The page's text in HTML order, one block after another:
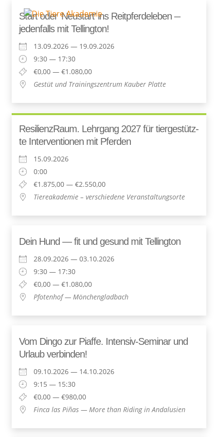
Start oder ‘Neu­start’ ins Reit­pfer­de­le­ben —
jeden­falls mit Tellington!
13.09.2026 — 19.09.2026
9:30 — 17:30
€0,00 — €1.080,00
Gestüt und Trai­nings­zen­trum Kau­ber Platte
Resi­li­en­z­Raum. Lehr­gang 2027 für tier­ge­stütz­
te Inter­ven­tio­nen mit Pferden
15.09.2026
0:00
€1.875,00 — €2.550,00
Tie­re­aka­de­mie – ver­schie­de­ne Veranstaltungsorte
Dein Hund — fit und gesund mit Tellington
28.09.2026 — 03.10.2026
9:30 — 17:30
€0,00 — €1.080,00
Pfo­ten­hof — Mönchengladbach
Vom Din­go zur Piaf­fe. Inten­siv-Semi­nar und
Urlaub verbinden!
09.10.2026 — 14.10.2026
9:15 — 15:30
€0,00 — €980,00
Fin­ca las Piñas — More than Riding in Andalusien